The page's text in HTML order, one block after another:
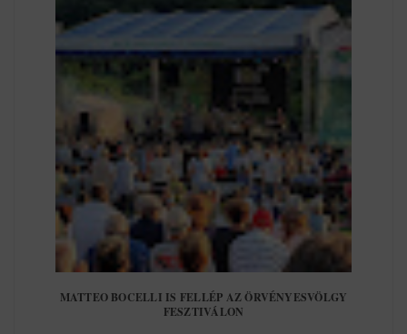
MATTEO BOCELLI IS FELLÉP AZ ÖRVÉNYESVÖLGY
FESZTIVÁLON